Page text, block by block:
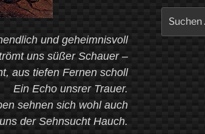
und geheimnisvoll
uns süßer Schauer –
aus tiefen Fernen scholl
Ein Echo unsrer Trauer.
sehnen sich wohl auch
der Sehnsucht Hauch.
nach: